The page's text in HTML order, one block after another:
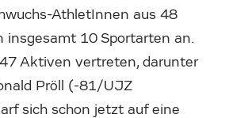
AthletInnen aus 48
insgesamt 10 Sportarten an.
Aktiven vertreten, darunter
Pröll (-81/UJZ
sich schon jetzt auf eine